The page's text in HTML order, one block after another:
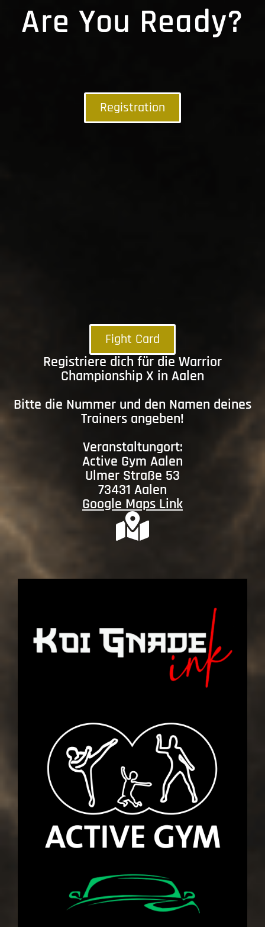
Are You Ready?
Registration
Fight Card
Registriere dich für die Warrior
Championship X in Aalen
Bitte die Nummer und den Namen deines
Trainers angeben!
Veranstaltungort:
Active Gym Aalen
Ulmer Straße 53
73431 Aalen
Google Maps Link